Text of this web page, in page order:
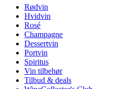
Rødvin
Hvidvin
Rosé
Champagne
Dessertvin
Portvin
Spiritus
Vin tilbehør
Tilbud & deals